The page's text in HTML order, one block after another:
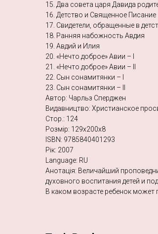
15. Два совета царя Давида
16. Детство и Священное Писание
17. Свидетели, обращенные в
18. Ранняя набожность Авдия
19. Авдий и Илия
20. «Нечто доброе» Авии – I
21. «Нечто доброе» Авии – II
22. Сын сонамитянки – I
23. Сын сонамитянки – II
Автор: Чарльз Сперджен
Видавництво: Христианское
Стор.: 124
Розмір: 129х200х8
ISBN: 9785840401293
Рік: 2007
Language: RU
Анотація: Величайший
духовного воспитания детей и
В каком возрасте ребенок